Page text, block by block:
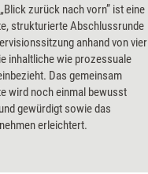
zurück nach vorn” ist eine
strukturierte Abschlussrunde
anhand von vier
inhaltliche wie prozessuale
Das gemeinsam
wird noch einmal bewusst
gewürdigt sowie das
erleichtert.